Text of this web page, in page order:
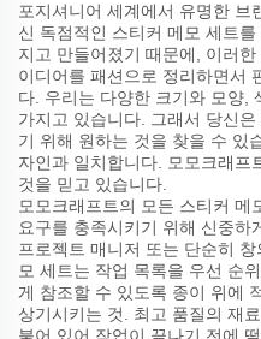
포지셔니어 세계에서 유명한 브
신 독점적인 스티커 메모 세트
지고 만들어졌기 때문에, 이러
이디어를 패션으로 정리하면서
다. 우리는 다양한 크기와 모양,
가지고 있습니다. 그래서 당신
기 위해 원하는 것을 찾을 수 있
자인과 일치합니다. 모모크래프
것을 믿고 있습니다.
모모크래프트의 모든 스티커
요구를 충족시키기 위해 신중
프로젝트 매니저 또는 단순히
모 세트는 작업 목록을 우선 순
게 참조할 수 있도록 종이 위에
상기시키는 것. 최고 품질의 재